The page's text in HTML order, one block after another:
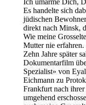
Es handelte sich
jüdischen
direkt nach Minsk,
Wie meine
Mutter nie
Zehn Jahre später
Dokumentarfilm
Spezialist» von
Eichmann zu
Frankfurt nach
umgehend